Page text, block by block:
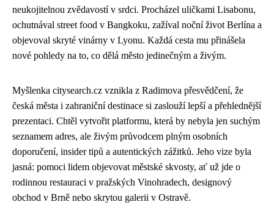
neukojitelnou zvědavostí v srdci. Procházel uličkami Lisabonu,
ochutnával street food v Bangkoku, zažíval noční život Berlína a
objevoval skryté vinárny v Lyonu. Každá cesta mu přinášela
nové pohledy na to, co dělá město jedinečným a živým.
Myšlenka citysearch.cz vznikla z Radimova přesvědčení, že
česká města i zahraniční destinace si zaslouží lepší a přehlednější
prezentaci. Chtěl vytvořit platformu, která by nebyla jen suchým
seznamem adres, ale živým průvodcem plným osobních
doporučení, insider tipů a autentických zážitků. Jeho vize byla
jasná: pomoci lidem objevovat městské skvosty, ať už jde o
rodinnou restauraci v pražských Vinohradech, designový
obchod v Brně nebo skrytou galerii v Ostravě.